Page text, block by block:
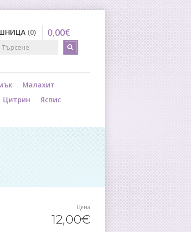
0 0,00€
Малахит
Цитрин
Яспис
Цена
12,00€